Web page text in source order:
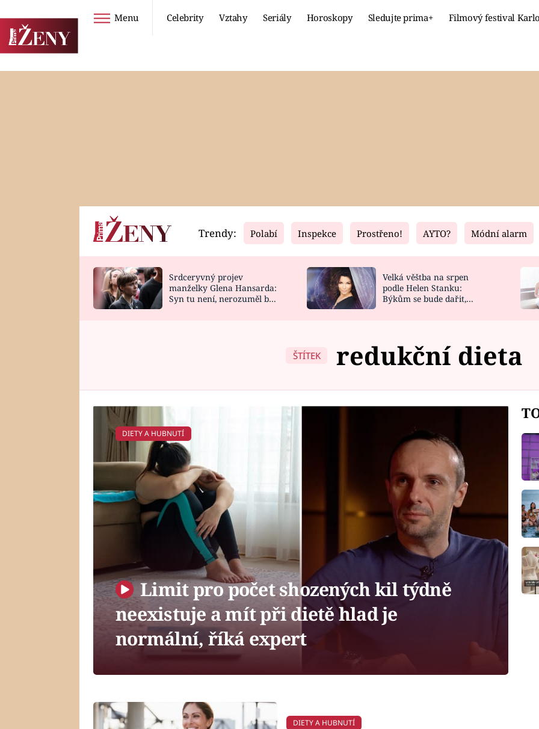
Menu Celebrity Vztahy Seriály Horoskopy Sledujte prima+ Filmový festival
Horoskopy
HOROSKOP NA
Video
CELEBRITY
VAŘENÍ
Fresh
NOVINKY
VIDEORECEPTY
Living
DESIGN
Trendy: Polabí Inspekce Prostřeno! AYTO? Módní alarm
Srdceryvný projev
manželky Glena Hansarda:
Syn tu není, nerozuměl by
Velká věštba na srpen
podle Helen Stanku:
Býkům se bude dařit,
ŠTÍTEK redukční dieta
DIETY A HUBNUTÍ
Limit pro počet shozených kil týdně
neexistuje a mít při dietě hlad je
normální, říká expert
DIETY A HUBNUTÍ